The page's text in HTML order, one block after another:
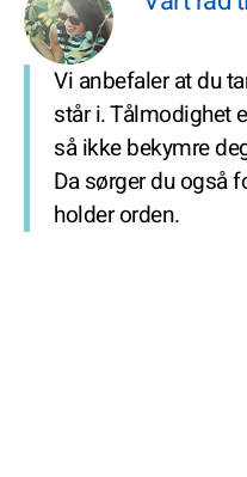
Vi anbefaler at du
står i. Tålmodighet
så ikke bekymre
Da sørger du også
holder orden.